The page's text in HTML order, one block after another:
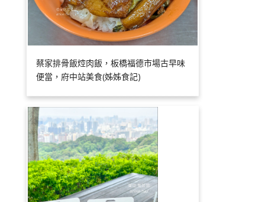
蔡家排骨飯焢肉飯，板橋福德市場古早味
便當，府中站美食(姊姊食記)